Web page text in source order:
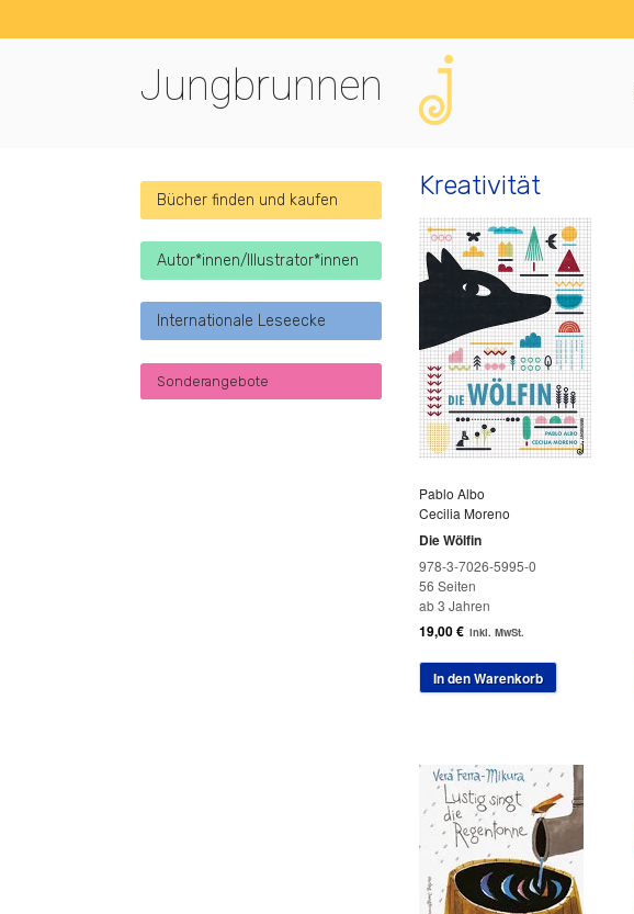
Jungbrunnen
Kreativität
Pablo Albo
Cecilia Moreno
Die Wölfin
978-3-7026-5995-0
56 Seiten
ab 3 Jahren
19,00€ inkl. MwSt.
In den Warenkorb
Bücher finden und kaufen
Autor*innen/Illustrator*innen
Internationale Leseecke
Sonderangebote